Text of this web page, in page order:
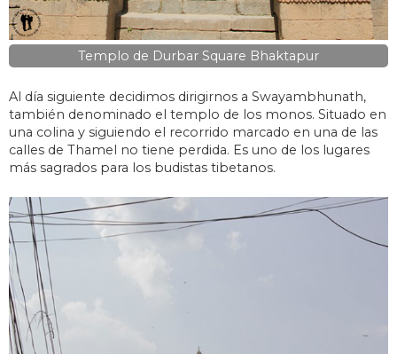
Templo de Durbar Square Bhaktapur
Al día siguiente decidimos dirigirnos a Swayambhunath,
también denominado el templo de los monos. Situado en
una colina y siguiendo el recorrido marcado en una de las
calles de Thamel no tiene perdida. Es uno de los lugares
más sagrados para los budistas tibetanos.